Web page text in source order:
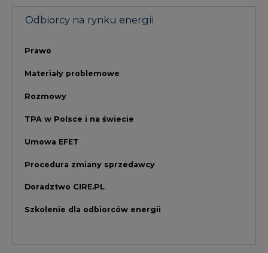
Doradztwo CIRE.PL
Szkolenie dla odbiorców energii
1PGE szuka pracowników, zobacz nowe
2
Zabrzu wkracza w końcowy etap